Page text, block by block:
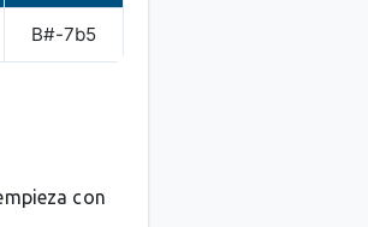
B#-7b5
con